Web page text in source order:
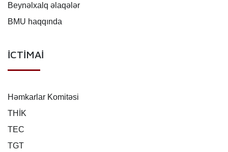
Beynəlxalq əlaqələr
BMU haqqında
İCTİMAİ
Həmkarlar Komitəsi
THİK
TEC
TGT